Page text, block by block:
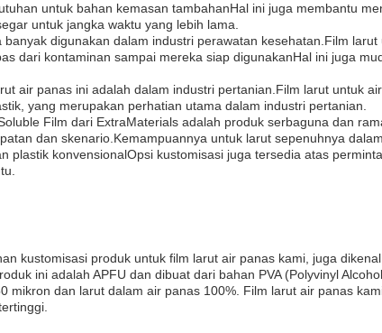
untuk bahan kemasan tambahanHal ini juga membantu
untuk jangka waktu yang lebih lama.
banyak digunakan dalam industri perawatan kesehatan.Film
dari kontaminan sampai mereka siap digunakanHal ini juga
air panas ini adalah dalam industri pertanian.Film larut untuk
yang merupakan perhatian utama dalam industri pertanian.
Film dari ExtraMaterials adalah produk serbaguna dan
dan skenario.Kemampuannya untuk larut sepenuhnya
plastik konvensionalOpsi kustomisasi juga tersedia atas
kustomisasi produk untuk film larut air panas kami, juga
ini adalah APFU dan dibuat dari bahan PVA (Polyvinyl
mikron dan larut dalam air panas 100%. Film larut air panas